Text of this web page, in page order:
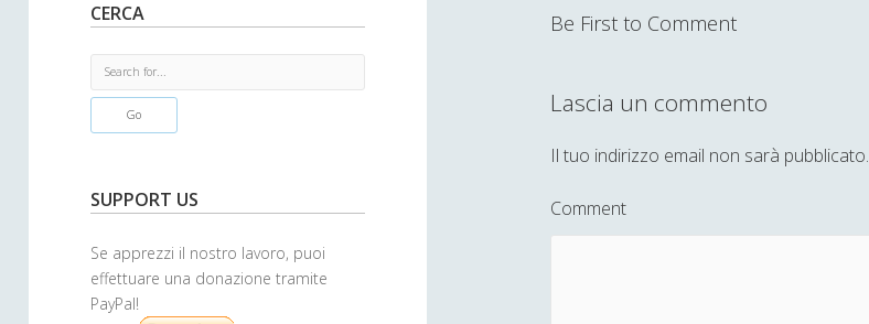
CERCA
e
h
SUPPORT US
Se apprezzi il nostro lavoro, puoi
effettuare una donazione tramite
PayPal!
Be First to Comment
Lascia un commento
Il tuo indirizzo email non sarà pubblicato.
Comment